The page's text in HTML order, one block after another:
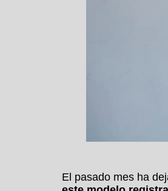
El pasado mes ha